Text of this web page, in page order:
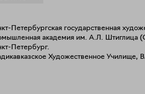
нашей жизни. Столкновение
человека, рефлексивную
его восприятие бытия и того
что происходит помимо
Петербургская государственная
академия им. А.Л. Штиглица
Петербург.
Художественное Училище,